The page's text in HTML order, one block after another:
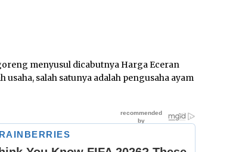
menyusul dicabutnya Harga Eceran
salah satunya adalah pengusaha ayam